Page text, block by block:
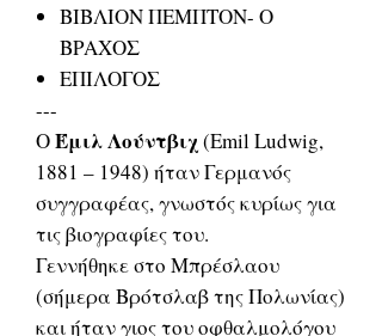
ΒΙΒΛΙΟΝ ΠΕΜΠΤΟΝ- Ο
ΒΡΑΧΟΣ
ΕΠΙΛΟΓΟΣ
---
ΟΈμιλ Λούντβιχ (Emil Ludwig,
1881 – 1948) ήταν Γερμανός
συγγραφέας, γνωστός κυρίως για
τις βιογραφίες του.
Γεννήθηκε στο Μπρέσλαου
(σήμερα Βρότσλαβ της Πολωνίας)
και ήταν γιος του οφθαλμολόγου